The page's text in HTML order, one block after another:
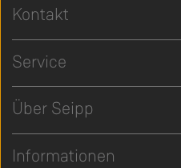
Kontakt
Service
Über Seipp
Informationen